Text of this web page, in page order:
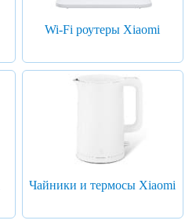
Wi-Fi роутеры Xiaomi
Чайники и термосы Xiaomi